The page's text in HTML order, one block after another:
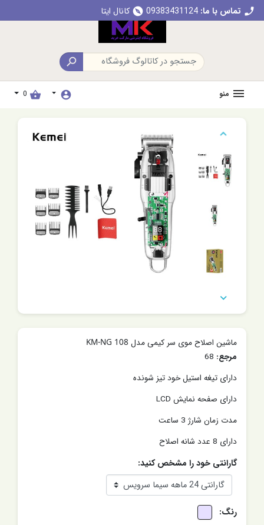
call تماس با ما: 09383431124
explore کانال ایتا

منو account_circle
shopping_basket
0


ماشین اصلاح موی سر کیمی مدل KM-NG 108
مرجع:
دارای تیغه استیل خود تیز شونده
دارای صفحه نمایش LCD
مدت زمان شارژ 3 ساعت
دارای 8 عدد شانه اصلاح
گارانتی خود را مشخص کنید:
رنگ: